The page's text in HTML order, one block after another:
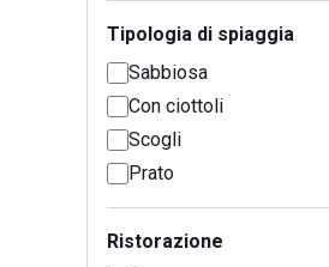
Tipologia di spiaggia
Sabbiosa
Con ciottoli
Scogli
Prato
Ristorazione